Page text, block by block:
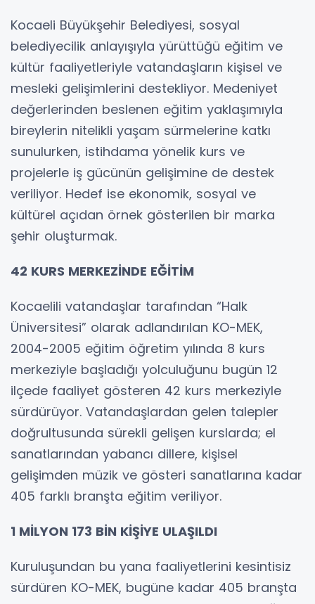
Kocaeli Büyükşehir Belediyesi, sosyal
belediyecilik anlayışıyla yürüttüğü eğitim ve
kültür faaliyetleriyle vatandaşların kişisel ve
mesleki gelişimlerini destekliyor. Medeniyet
değerlerinden beslenen eğitim yaklaşımıyla
bireylerin nitelikli yaşam sürmelerine katkı
sunulurken, istihdama yönelik kurs ve
projelerle iş gücünün gelişimine de destek
veriliyor. Hedef ise ekonomik, sosyal ve
kültürel açıdan örnek gösterilen bir marka
şehir oluşturmak.
42 KURS MERKEZİNDE EĞİTİM
Kocaelili vatandaşlar tarafından “Halk
Üniversitesi” olarak adlandırılan KO-MEK,
2004-2005 eğitim öğretim yılında 8 kurs
merkeziyle başladığı yolculuğunu bugün 12
ilçede faaliyet gösteren 42 kurs merkeziyle
sürdürüyor. Vatandaşlardan gelen talepler
doğrultusunda sürekli gelişen kurslarda; el
sanatlarından yabancı dillere, kişisel
gelişimden müzik ve gösteri sanatlarına kadar
405 farklı branşta eğitim veriliyor.
1 MİLYON 173 BİN KİŞİYE ULAŞILDI
Kuruluşundan bu yana faaliyetlerini kesintisiz
sürdüren KO-MEK, bugüne kadar 405 branşta